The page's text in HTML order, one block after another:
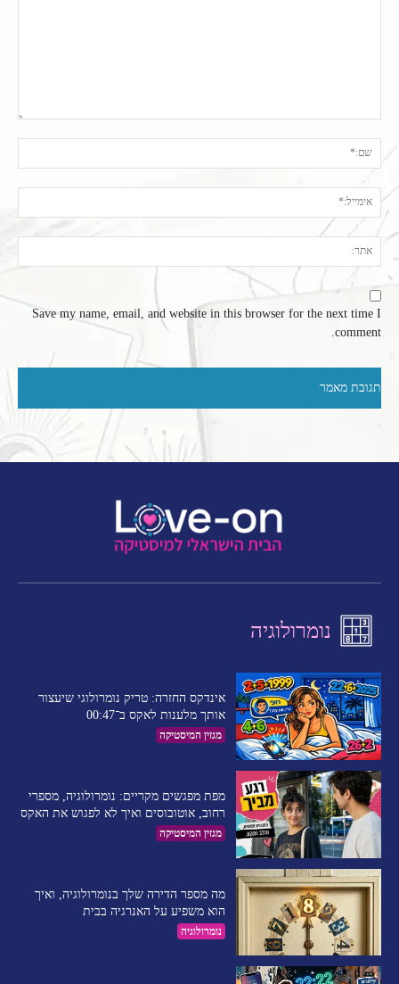
Save my name, email, and website in this browser for the next time I
comment.
נומרולוגיה
אינדקס החזרה: טריק נומרולוגי שיעצור
אותך מלענות לאקס ב־00:47
מגזין המיסטיקה
מפת מפגשים מקריים: נומרולוגיה, מספרי
רחוב, אוטובוסים ואיך לא לפגוש את האקס
מגזין המיסטיקה
מה מספר הדירה שלך בנומרולוגיה, ואיך
הוא משפיע על האנרגיה בבית
נומרולוגיה